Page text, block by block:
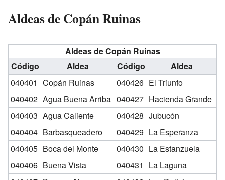
Aldeas de Copán Ruinas
Aldeas de Copán Ruinas
Código
Aldea Código
Aldea
040401 Copán Ruinas 040426 El Triunfo
040402 Agua Buena Arriba 040427 Hacienda Grande
040403 Agua Caliente 040428 Jubucón
040404 Barbasqueadero 040429 La Esperanza
040405 Boca del Monte 040430 La Estanzuela
040406 Buena Vista 040431
La Laguna